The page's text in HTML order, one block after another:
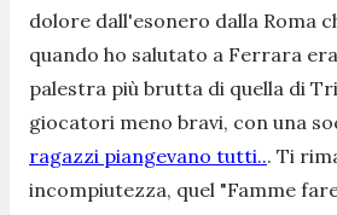
dolore dall'esonero dalla Roma
quando ho salutato a Ferrara
palestra più brutta di quella di
giocatori meno bravi, con una
ragazzi piangevano tutti... Ti
incompiutezza, quel "Famme